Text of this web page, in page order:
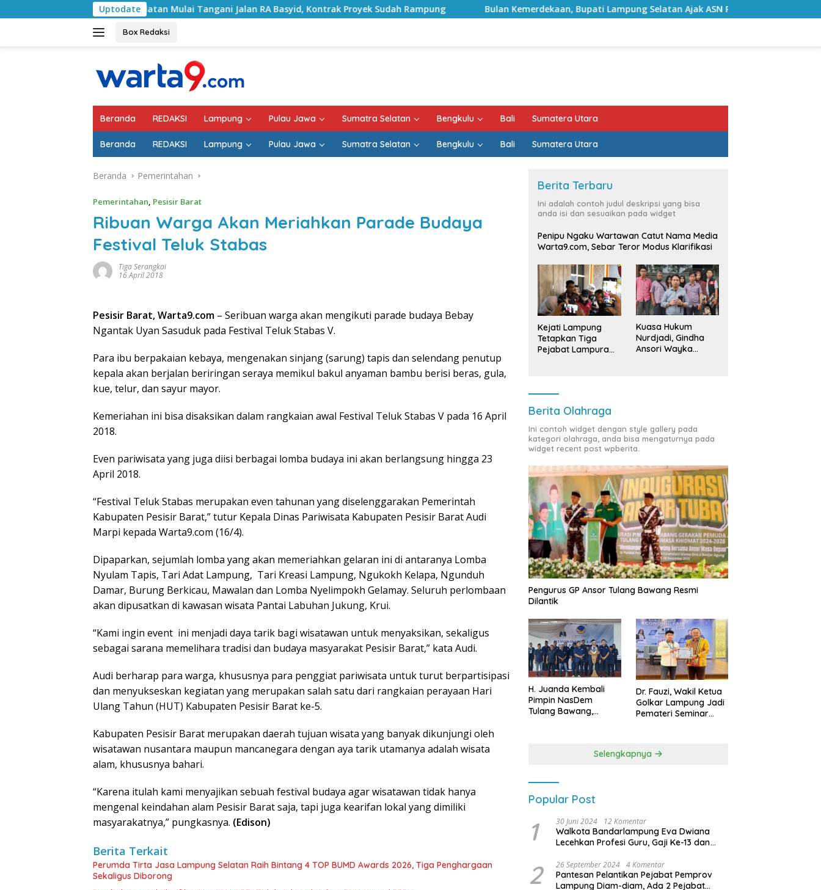
ke
Uptodate
Selatan Mulai Tangani Jalan RA Basyid, Kontrak Proyek Sudah Rampung Bulan Kemerdekaan, Bupati Lampung Selatan Ajak ASN Perkuat Semangat Pengabdian dan
Box Redaksi
Beranda REDAKSI Lampung Pulau Jawa Sumatra Selatan Bengkulu Bali Sumatera Utara
Beranda REDAKSI Lampung Pulau Jawa Sumatra Selatan Bengkulu Bali Sumatera Utara
Beranda Pemerintahan
Pemerintahan, Pesisir Barat
Ribuan Warga Akan Meriahkan Parade Budaya
Festival Teluk Stabas
Tiga Serangkai
16 April 2018
Pesisir Barat, Warta9.com – Seribuan warga akan mengikuti parade budaya Bebay
Ngantak Uyan Sasuduk pada Festival Teluk Stabas V.
Para ibu berpakaian kebaya, mengenakan sinjang (sarung) tapis dan selendang penutup
kepala akan berjalan beriringan seraya memikul bakul anyaman bambu berisi beras, gula,
kue, telur, dan sayur mayor.
Kemeriahan ini bisa disaksikan dalam rangkaian awal Festival Teluk Stabas V pada 16 April
2018.
Even pariwisata yang juga diisi berbagai lomba budaya ini akan berlangsung hingga 23
April 2018.
“Festival Teluk Stabas merupakan even tahunan yang diselenggarakan Pemerintah
Kabupaten Pesisir Barat,” tutur Kepala Dinas Pariwisata Kabupaten Pesisir Barat Audi
Marpi kepada Warta9.com (16/4).
Dipaparkan, sejumlah lomba yang akan memeriahkan gelaran ini di antaranya Lomba
Nyulam Tapis, Tari Adat Lampung, Tari Kreasi Lampung, Ngukokh Kelapa, Ngunduh
Damar, Burung Berkicau, Mawalan dan Lomba Nyelimpokh Gelamay. Seluruh perlombaan
akan dipusatkan di kawasan wisata Pantai Labuhan Jukung, Krui.
“Kami ingin event ini menjadi daya tarik bagi wisatawan untuk menyaksikan, sekaligus
sebagai sarana memelihara tradisi dan budaya masyarakat Pesisir Barat,” kata Audi.
Audi berharap para warga, khususnya para penggiat pariwisata untuk turut berpartisipasi
dan menyukseskan kegiatan yang merupakan salah satu dari rangkaian perayaan Hari
Ulang Tahun (HUT) Kabupaten Pesisir Barat ke-5.
Kabupaten Pesisir Barat merupakan daerah tujuan wisata yang banyak dikunjungi oleh
wisatawan nusantara maupun mancanegara dengan aya tarik utamanya adalah wisata
alam, khususnya bahari.
“Karena itulah kami menyajikan sebuah festival budaya agar wisatawan tidak hanya
mengenal keindahan alam Pesisir Barat saja, tapi juga kearifan lokal yang dimiliki
masyarakatnya,” pungkasnya. (Edison)
Berita Terkait
Perumda Tirta Jasa Lampung Selatan Raih Bintang 4 TOP BUMD Awards 2026, Tiga Penghargaan
Sekaligus Diborong
Berita Terbaru
Ini adalah contoh judul deskripsi yang bisa
anda isi dan sesuaikan pada widget
Penipu Ngaku Wartawan Catut Nama Media
Warta9.com, Sebar Teror Modus Klarifikasi
Kejati Lampung
Tetapkan Tiga
Pejabat Lampura
Kuasa Hukum
Nurdjadi, Gindha
Ansori Wayka
Berita Olahraga
Ini contoh widget dengan style gallery pada
kategori olahraga, anda bisa mengaturnya pada
widget recent post wpberita.
Pengurus GP Ansor Tulang Bawang Resmi
Dilantik
H. Juanda Kembali
Pimpin NasDem
Tulang Bawang,
Dr. Fauzi, Wakil Ketua
Golkar Lampung Jadi
Pemateri Seminar
Kebangsaan
Selengkapnya
Popular Post
1 30 Juni 2024 12 Komentar
Walkota Bandarlampung Eva Dwiana
Lecehkan Profesi Guru, Gaji Ke-13 dan
2 26 September 2024 4 Komentar
Pantesan Pelantikan Pejabat Pemprov
Lampung Diam-diam, Ada 2 Pejabat